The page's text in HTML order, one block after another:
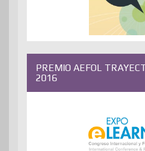
PREMIO AEFOL
2016